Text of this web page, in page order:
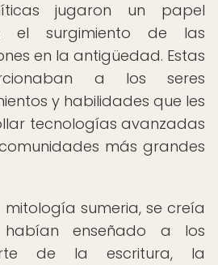
jugaron un papel
el surgimiento de las
en la antigüedad. Estas
a los seres
y habilidades que les
tecnologías avanzadas
más grandes
mitología sumeria, se creía
enseñado a los
de la escritura, la